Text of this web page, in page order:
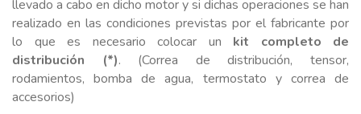
llevado a cabo en dicho motor y si dichas operaciones se han
realizado en las condiciones previstas por el fabricante por
lo que es necesario colocar un kit completo de
distribución (*). (Correa de distribución, tensor,
rodamientos, bomba de agua, termostato y correa de
accesorios)